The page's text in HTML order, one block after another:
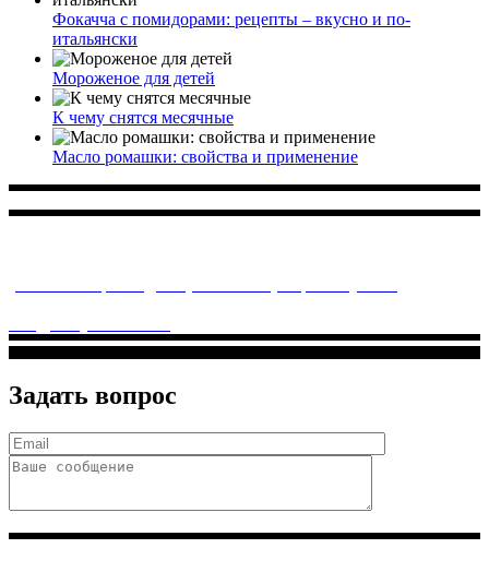
Фокачча с помидорами: рецепты – вкусно и по-
итальянски
Мороженое для детей
К чему снятся месячные
Масло ромашки: свойства и применение
Задать вопрос